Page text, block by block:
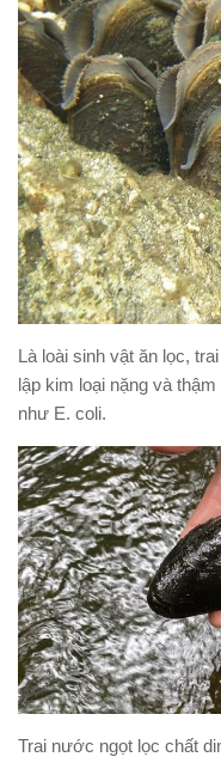
Là loài sinh vật ăn lọc,
lập kim loại nặng và
như E. coli.
Trai nước ngọt lọc chất